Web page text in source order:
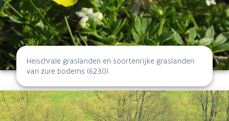
Heischrale graslanden en soortenrijke graslanden
van zure bodems (6230)